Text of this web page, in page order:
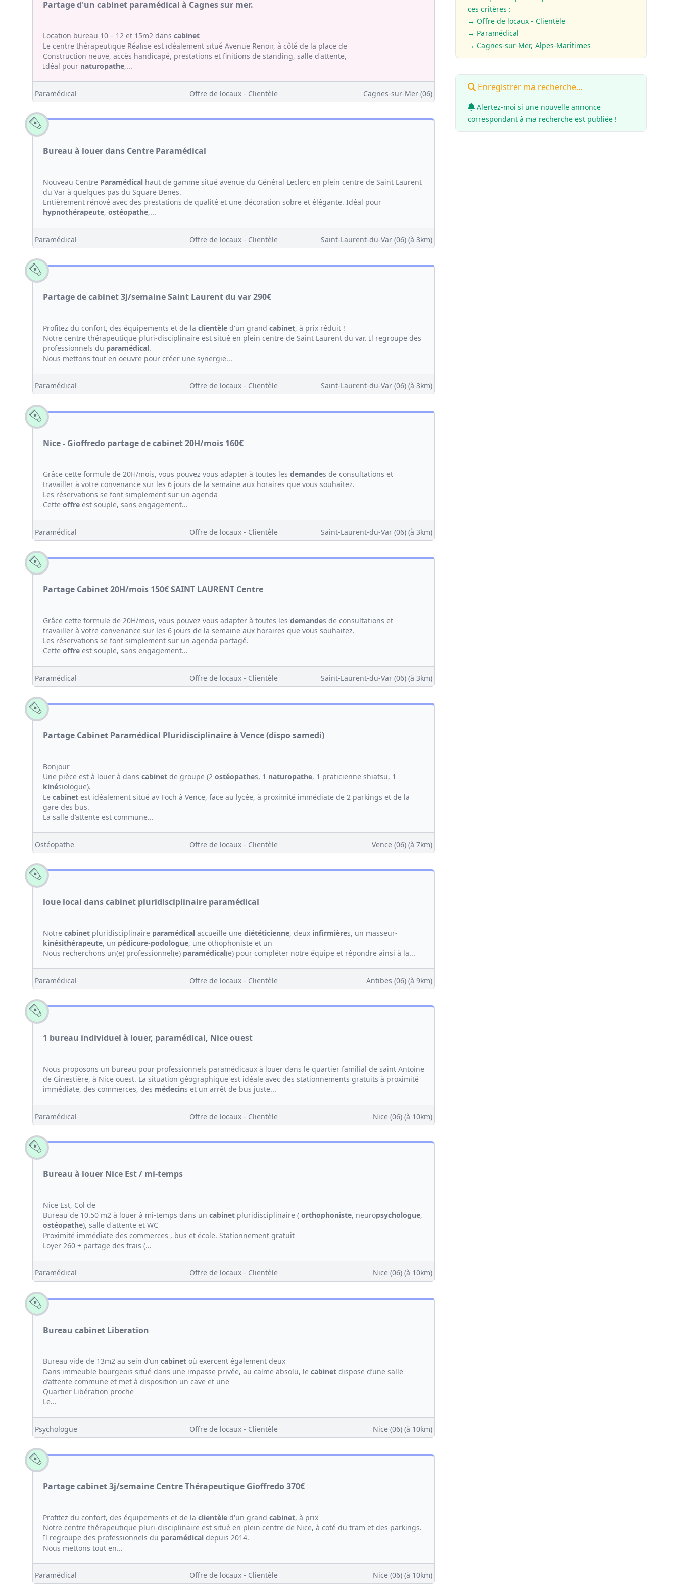
Partage d'un cabinet paramédical à Cagnes sur mer.
Location bureau 10 – 12 et 15m2 dans cabinet
Le centre thérapeutique Réalise est idéalement situé Avenue Renoir, à côté de la place de
Construction neuve, accès handicapé, prestations et finitions de standing, salle d'attente,
Idéal pour naturopathe,...
Paramédical Offre de locaux - Clientèle Cagnes-sur-Mer (06)
Bureau à louer dans Centre Paramédical
Nouveau Centre Paramédical haut de gamme situé avenue du Général Leclerc en plein centre de Saint Laurent
du Var à quelques pas du Square Benes.
Entièrement rénové avec des prestations de qualité et une décoration sobre et élégante. Idéal pour
hypnothérapeute, ostéopathe,...
Paramédical Offre de locaux - Clientèle Saint-Laurent-du-Var (06)(à 3km)
Partage de cabinet 3J/semaine Saint Laurent du var 290€
Profitez du confort, des équipements et de la clientèle d'un grand cabinet, à prix réduit !
Notre centre thérapeutique pluri-disciplinaire est situé en plein centre de Saint Laurent du var. Il regroupe des
professionnels du paramédical.
Nous mettons tout en oeuvre pour créer une synergie...
Paramédical Offre de locaux - Clientèle Saint-Laurent-du-Var (06)(à 3km)
Nice - Gioffredo partage de cabinet 20H/mois 160€
Grâce cette formule de 20H/mois, vous pouvez vous adapter à toutes les demandes de consultations et
travailler à votre convenance sur les 6 jours de la semaine aux horaires que vous souhaitez.
Les réservations se font simplement sur un agenda
Cette offre est souple, sans engagement...
Paramédical Offre de locaux - Clientèle Saint-Laurent-du-Var (06)(à 3km)
Partage Cabinet 20H/mois 150€ SAINT LAURENT Centre
Grâce cette formule de 20H/mois, vous pouvez vous adapter à toutes les demandes de consultations et
travailler à votre convenance sur les 6 jours de la semaine aux horaires que vous souhaitez.
Les réservations se font simplement sur un agenda partagé.
Cette offre est souple, sans engagement...
Paramédical Offre de locaux - Clientèle Saint-Laurent-du-Var (06)(à 3km)
Partage Cabinet Paramédical Pluridisciplinaire à Vence (dispo samedi)
Bonjour
Une pièce est à louer à dans cabinet de groupe (2 ostéopathes, 1 naturopathe, 1 praticienne shiatsu, 1
kinésiologue).
Le cabinet est idéalement situé av Foch à Vence, face au lycée, à proximité immédiate de 2 parkings et de la
gare des bus.
La salle d’attente est commune...
Ostéopathe Offre de locaux - Clientèle Vence (06)(à 7km)
loue local dans cabinet pluridisciplinaire paramédical
Notre cabinet pluridisciplinaire paramédical accueille une diététicienne, deux infirmières, un masseur-
kinésithérapeute, un pédicure-podologue, une othophoniste et un
Nous recherchons un(e) professionnel(e) paramédical(e) pour compléter notre équipe et répondre ainsi à la...
Paramédical Offre de locaux - Clientèle Antibes (06)(à 9km)
1 bureau individuel à louer, paramédical, Nice ouest
Nous proposons un bureau pour professionnels paramédicaux à louer dans le quartier familial de saint Antoine
de Ginestière, à Nice ouest. La situation géographique est idéale avec des stationnements gratuits à proximité
immédiate, des commerces, des médecins et un arrêt de bus juste...
Paramédical Offre de locaux - Clientèle Nice (06)(à 10km)
Bureau à louer Nice Est / mi-temps
Nice Est, Col de
Bureau de 10.50 m2 à louer à mi-temps dans un cabinet pluridisciplinaire ( orthophoniste, neuropsychologue,
ostéopathe), salle d'attente et WC
Proximité immédiate des commerces , bus et école. Stationnement gratuit
Loyer 260 + partage des frais (...
Paramédical Offre de locaux - Clientèle Nice (06)(à 10km)
Bureau cabinet Liberation
Bureau vide de 13m2 au sein d’un cabinet où exercent également deux
Dans immeuble bourgeois situé dans une impasse privée, au calme absolu, le cabinet dispose d’une salle
d’attente commune et met à disposition un cave et une
Quartier Libération proche
Le...
Psychologue Offre de locaux - Clientèle Nice (06)(à 10km)
Partage cabinet 3j/semaine Centre Thérapeutique Gioffredo 370€
Profitez du confort, des équipements et de la clientèle d'un grand cabinet, à prix
Notre centre thérapeutique pluri-disciplinaire est situé en plein centre de Nice, à coté du tram et des parkings.
Il regroupe des professionnels du paramédical depuis 2014.
Nous mettons tout en...
Paramédical Offre de locaux - Clientèle Nice (06)(à 10km)
ces critères :
→ Offre de locaux - Clientèle
→ Paramédical
→ Cagnes-sur-Mer, Alpes-Maritimes
Enregistrer ma recherche...
Alertez-moi si une nouvelle annonce
correspondant à ma recherche est publiée !